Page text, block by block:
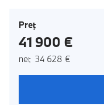
Preţ
41 900 €
net 34 628 €